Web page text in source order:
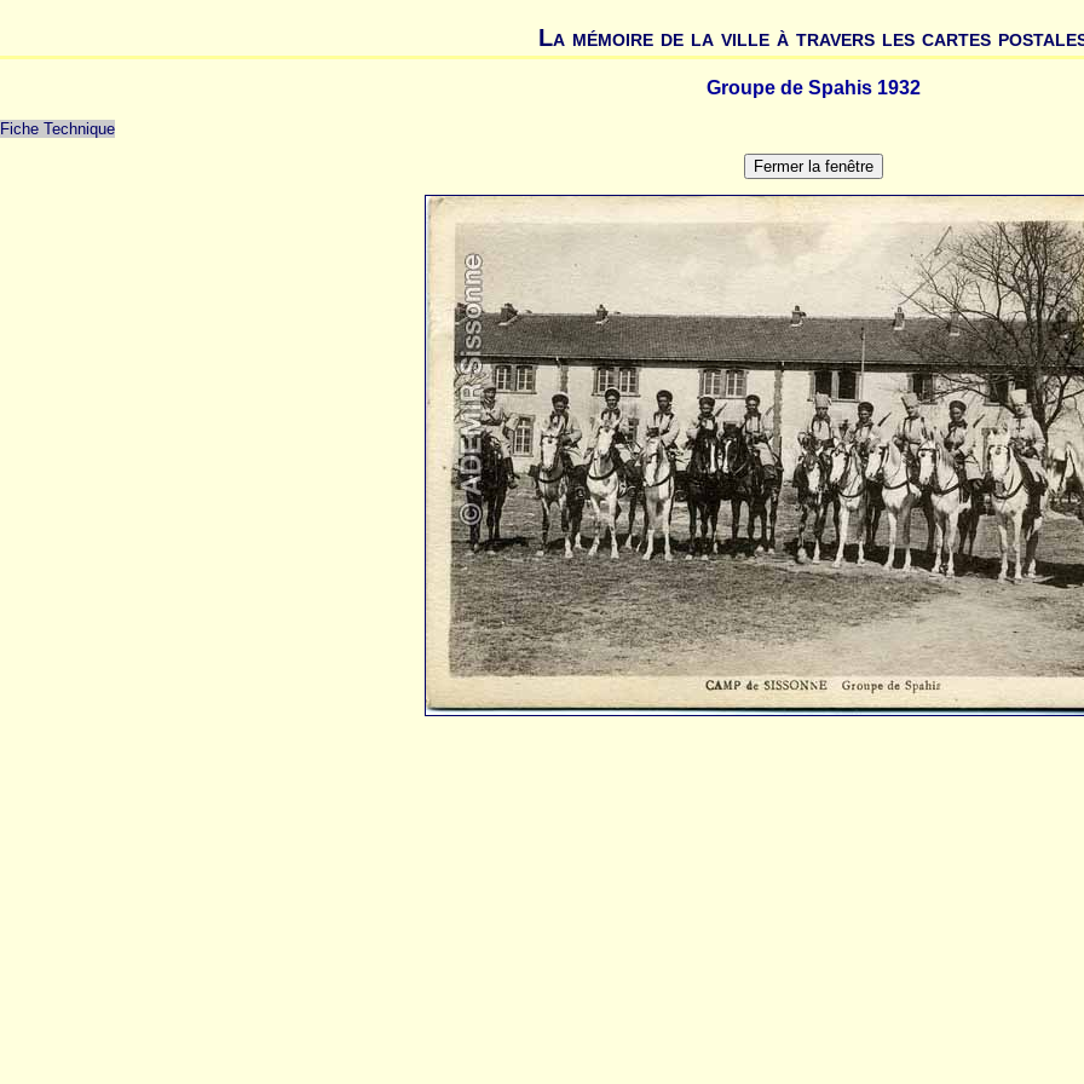
La mémoire de la ville à travers les cartes
Groupe de Spahis 1932
Fiche Technique